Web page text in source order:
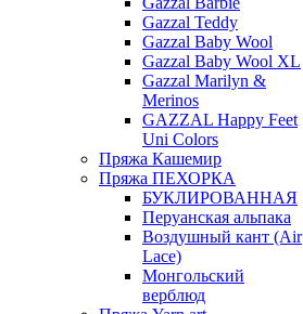
Gazzal Teddy
Gazzal Baby Wool
Gazzal Baby Wool XL
Gazzal Marilyn &
Merinos
GAZZAL Happy Feet
Uni Colors
Пряжа Кашемир
Пряжа ПЕХОРКА
БУКЛИРОВАННАЯ
Перуанская альпака
Воздушный кант (Air
Lace)
Монгольский
верблюд